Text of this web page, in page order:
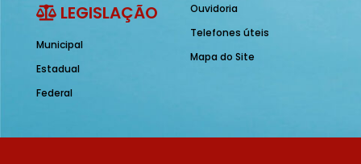
LEGISLAÇÃO
Municipal
Estadual
Federal
Ouvidoria
Telefones úteis
Mapa do Site